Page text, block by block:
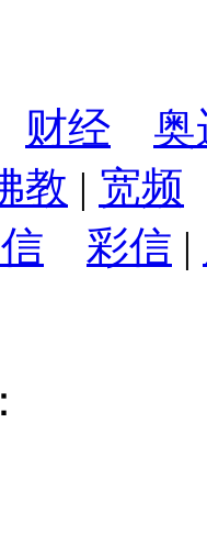
财经
奥
教 | 宽频
彩信 |